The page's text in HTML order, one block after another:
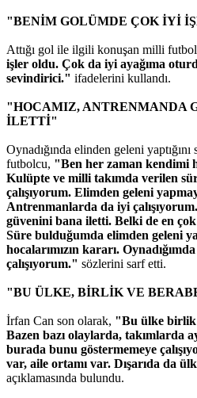
"BENİM GOLÜMDE ÇOK İYİ
Attığı gol ile ilgili konuşan milli
işler oldu. Çok da iyi ayağıma
sevindirici." ifadelerini kullandı.
"HOCAMIZ, ANTRENMANDA
İLETTİ"
Oynadığında elinden geleni
futbolcu, "Ben her zaman kendimi
Kulüpte ve milli takımda verilen
çalışıyorum. Elimden geleni
Antrenmanlarda da iyi
güvenini bana iletti. Belki de en çok
Süre bulduğumda elimden geleni
hocalarımızın kararı.
çalışıyorum." sözlerini sarf etti.
"BU ÜLKE, BİRLİK VE
İrfan Can son olarak, "Bu ülke birlik
Bazen bazı olaylarda, takımlarda
burada bunu göstermemeye
var, aile ortamı var. Dışarıda da
açıklamasında bulundu.